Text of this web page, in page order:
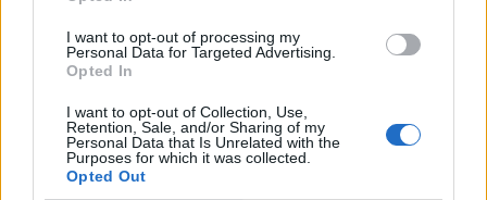
I want to opt-out of processing my
Personal Data for Targeted Advertising.
Opted In
I want to opt-out of Collection, Use,
Retention, Sale, and/or Sharing of my
Personal Data that Is Unrelated with the
Purposes for which it was collected.
Opted Out
EZ IS ÉRDEKELHETI